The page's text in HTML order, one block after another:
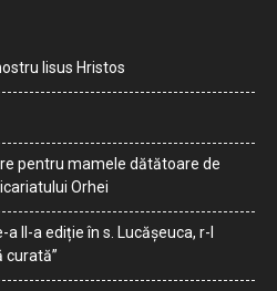
Iisus Hristos
pentru mamele dătătoare de
Orhei
II-a ediție în s. Lucășeuca, r-l
curată”